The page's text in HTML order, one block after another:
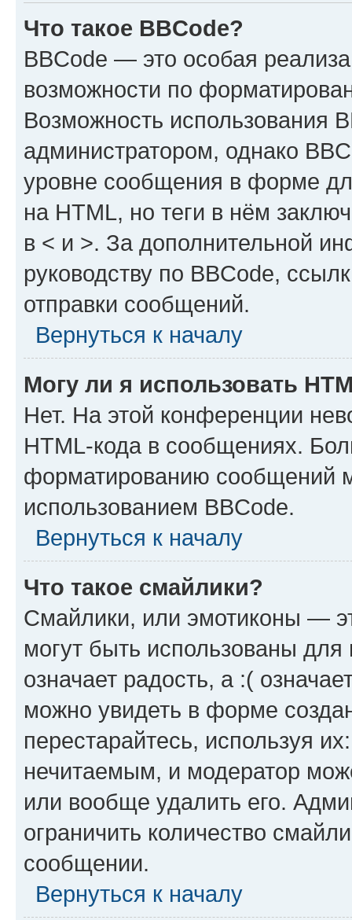
Что такое BBCode?
BBCode — это особая
возможности по
Возможность использования
администратором, однако
уровне сообщения в форме
на HTML, но теги в нём
в < и >. За дополнительной
руководству по BBCode,
отправки сообщений.
Вернуться к началу
Могу ли я использовать
Нет. На этой конференции
HTML-кода в сообщениях.
форматированию сообщений
использованием BBCode.
Вернуться к началу
Что такое смайлики?
Смайлики, или эмотиконы —
могут быть использованы
означает радость, а :(
можно увидеть в форме
перестарайтесь, используя
нечитаемым, и модератор
или вообще удалить его.
ограничить количество
сообщении.
Вернуться к началу